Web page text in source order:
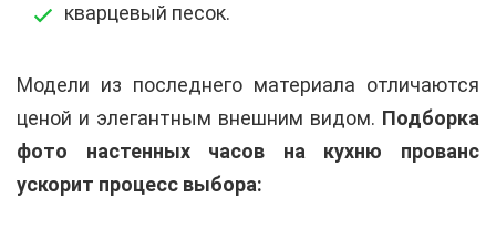
кварцевый песок.
Модели из последнего материала отличаются
ценой и элегантным внешним видом. Подборка
фото настенных часов на кухню прованс
ускорит процесс выбора: